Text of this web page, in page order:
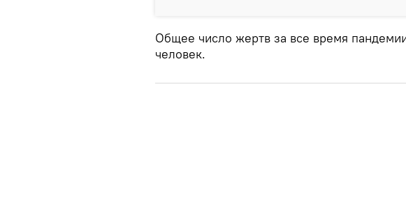
Общее число жертв за все время
человек.